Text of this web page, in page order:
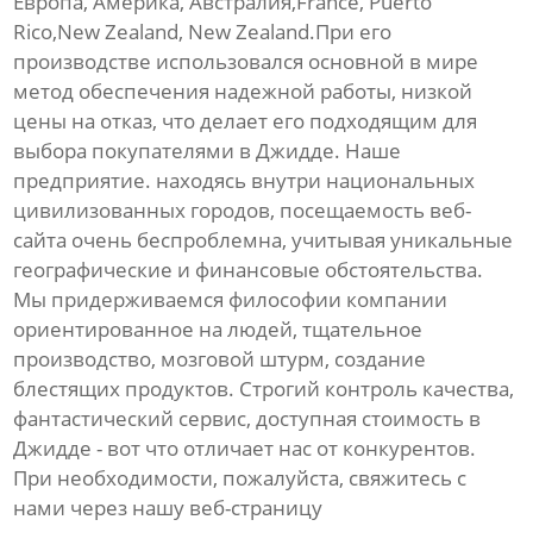
Rico,New Zealand, New Zealand.При его
производстве использовался основной в мире
метод обеспечения надежной работы, низкой
цены на отказ, что делает его подходящим для
выбора покупателями в Джидде. Наше
предприятие. находясь внутри национальных
цивилизованных городов, посещаемость веб-
сайта очень беспроблемна, учитывая уникальные
географические и финансовые обстоятельства.
Мы придерживаемся философии компании
ориентированное на людей, тщательное
производство, мозговой штурм, создание
блестящих продуктов. Строгий контроль качества,
фантастический сервис, доступная стоимость в
Джидде - вот что отличает нас от конкурентов.
При необходимости, пожалуйста, свяжитесь с
нами через нашу веб-страницу